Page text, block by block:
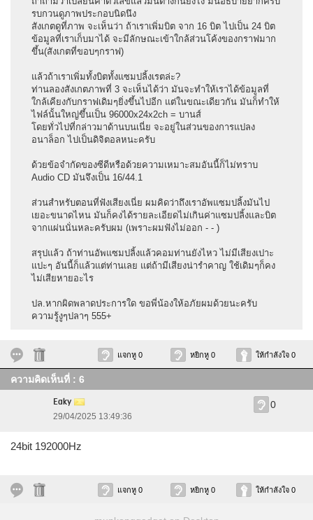
รบกวนดูภาพประกอบนิดนึง
สังเกตดูที่ภาพ จะเห็นว่า ถ้าเราเพิ่มบิต จาก 16 บิต ไปเป็น 24 บิต
ข้อมูลที่เราเก็บมาได้ จะมีลักษณะเข้าใกล้ส่วนโค้งของกราฟมาก
ขึ้น(สังเกตที่ขอบๆกราฟ)
แล้วถ้าเราเพิ่มทั้งบิตทั้งแซมปลิ้งเรตล่ะ?
ท่านลองสังเกตภาพที่ 3 จะเห็นได้ว่า มันจะทำให้เราได้ข้อมูลที่
ใกล้เคียงกับกราฟเดิมๆยิ่งขึ้นไปอีก แต่ในขณะเดียวกัน มันก็ทำให้
ไฟล์นั้นใหญ่ขึ้นเป็น 96000x24x2ch = บานส์
โดยทั่วไปที่กล่าวมาด้านบนเนี่ย จะอยู่ในส่วนของการแปลง
อนาล็อก ไปเป็นดิจิตอลหนะครับ
ด้วยข้อจำกัดของซีดีหรือด้วยความเหมาะสมอันนี้ก็ไม่ทราบ
Audio CD มันจึงเป็น 16/44.1
ส่วนสำหรับตอนที่ฟังเสียงเนี่ย ผมคิดว่าถึงเราอัพแซมปลิ้งมันไป
เยอะขนาดไหน มันก็คงได้รายละเอียดไม่เกินค่าแซมปลิ้งและบิต
จากแผ่นนั่นหละครับผม (เพราะผมฟังไม่ออก - - )
สรุปแล้ว ถ้าท่านอัพแซมปลิ้งแล้วคอมท่านยังไหว ไม่มีเสียงเปาะ
แปะๆ อันนี้ก็แล้วแต่ท่านเลย แต่ถ้ามีเสียงน่ารำคาญ ใช้เดิมๆก็คง
ไม่เสียหายอะไร
ปล.หากผิดพลาดประการใด ขอพี่น้องให้อภัยผมด้วยนะครับ
ความรู้งูๆปลาๆ 555+
แจกหู 0 หยิกหู 0 ให้กำลังใจ 0
ความคิดเห็นที่ : 6
Eaky
29/04/2025 13:49:36
0
24bit 192000Hz
แจกหู 0 หยิกหู 0 ให้กำลังใจ 0